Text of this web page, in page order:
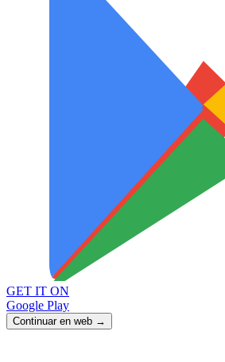
GET IT ON
Google Play
Continuar en web →